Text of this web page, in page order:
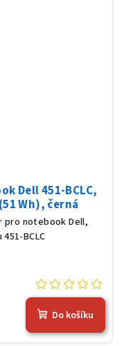
Dell 451-BCLC,
Wh), černá
pro notebook Dell,
BCLC
Do košíku